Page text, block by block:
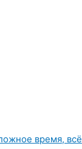
время, всё